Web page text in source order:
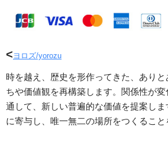
< ヨロズ/yorozu
時を越え、歴史を形作ってきた、あり
ちや価値観を再構築します。関係性が
通して、新しい普遍的な価値を提案し
に寄与し、唯一無二の場所をつくること